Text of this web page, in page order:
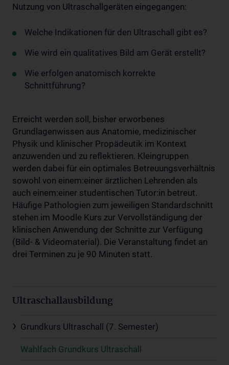
Nutzung von Ultraschallgeräten eingegangen:
Welche Indikationen für den Ultraschall gibt es?
Wie wird ein qualitatives Bild am Gerät erstellt?
Wie erfolgen anatomisch korrekte
Schnittführung?
Erreicht werden soll, bisher erworbenes
Grundlagenwissen aus Anatomie, medizinischer
Physik und klinischer Propädeutik im Kontext
anzuwenden und zu reflektieren. Kleingruppen
werden dabei für ein optimales Betreuungsverhältnis
sowohl von einem:einer ärztlichen Lehrenden als
auch einem:einer studentischen Tutor:in betreut.
Häufige Pathologien zum jeweiligen Standardschnitt
stehen im Moodle Kurs zur Vervollständigung der
klinischen Anwendung der Schnitte zur Verfügung
(Bild- & Videomaterial). Die Veranstaltung findet an
drei Terminen zu je 90 Minuten statt.
Ultraschallausbildung
Grundkurs Ultraschall (7. Semester)
Wahlfach Grundkurs Ultraschall